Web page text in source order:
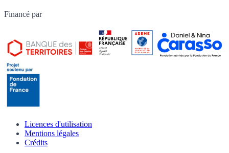
Financé par
Licences d'utilisation
Mentions légales
Crédits